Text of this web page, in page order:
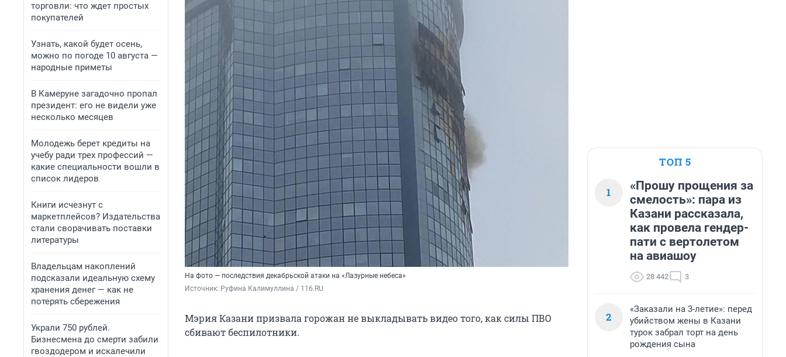
торговли: что ждет простых
покупателей
Узнать, какой будет осень,
можно по погоде 10 августа —
народные приметы
В Камеруне загадочно пропал
президент: его не видели уже
несколько месяцев
Молодежь берет кредиты на
учебу ради трех профессий —
какие специальности вошли в
список лидеров
Книги исчезнут с
маркетплейсов? Издательства
стали сворачивать поставки
литературы
Владельцам накоплений
подсказали идеальную схему
хранения денег — как не
потерять сбережения
Украли 750 рублей.
Бизнесмена до смерти забили
гвоздодером и искалечили
На фото — последствия декабрьской атаки на «Лазурные небеса»
Источник: Руфина Калимуллина / 116.RU
Мэрия Казани призвала горожан не выкладывать видео того, как силы ПВО
сбивают беспилотники.
ТОП 5
1
«Прошу прощения за
смелость»: пара из
Казани рассказала,
как провела гендер-
пати с вертолетом
на авиашоу
28 442 3
2
«Заказали на 3-летие»: перед
убийством жены в Казани
турок забрал торт на день
рождения сына